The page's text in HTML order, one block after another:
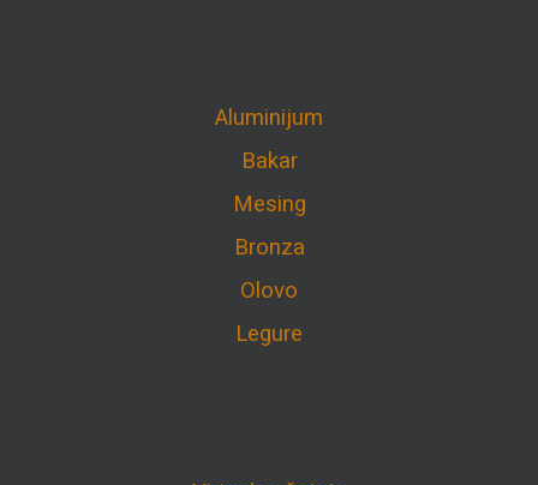
Aluminijum
Bakar
Mesing
Bronza
Olovo
Legure